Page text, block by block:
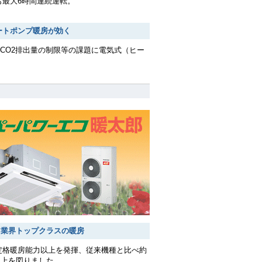
ポンプ暖房が効く
排出量の制限等の課題に電気式（ヒー
界トップクラスの暖房
暖房能力以上を発揮、従来機種と比べ約